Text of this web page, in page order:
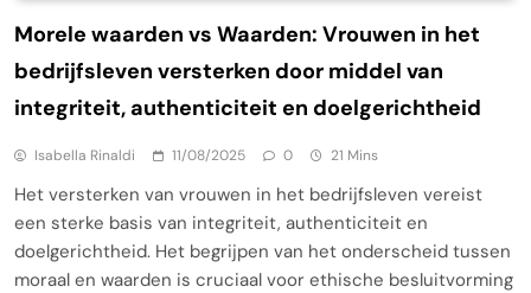
Morele waarden vs Waarden: Vrouwen in het
bedrijfsleven versterken door middel van
integriteit, authenticiteit en doelgerichtheid
Isabella Rinaldi 11/08/2025 0 21 Mins
Het versterken van vrouwen in het bedrijfsleven vereist
een sterke basis van integriteit, authenticiteit en
doelgerichtheid. Het begrijpen van het onderscheid tussen
moraal en waarden is cruciaal voor ethische besluitvorming